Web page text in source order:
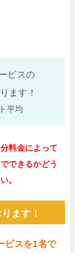
ビスの
ます！
平均
料金によって
できるかどう
。
ます！
ビスを1名で